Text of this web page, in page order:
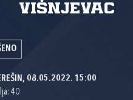
Višnjevac
08.05.2022. 15:00
40